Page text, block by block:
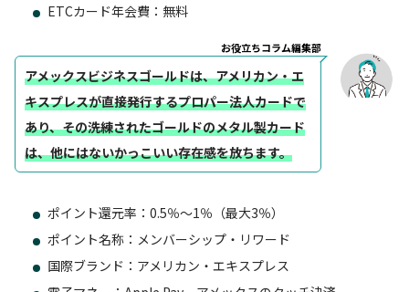
ETCカード年会費：無料
お役立ちコラム編集部
アメックスビジネスゴールドは、アメリカン・エ
キスプレスが直接発行するプロパー法人カードで
あり、その洗練されたゴールドのメタル製カード
は、他にはないかっこいい存在感を放ちます。
ポイント還元率：0.5％～1％（最大3％）
ポイント名称：メンバーシップ・リワード
国際ブランド：アメリカン・エキスプレス